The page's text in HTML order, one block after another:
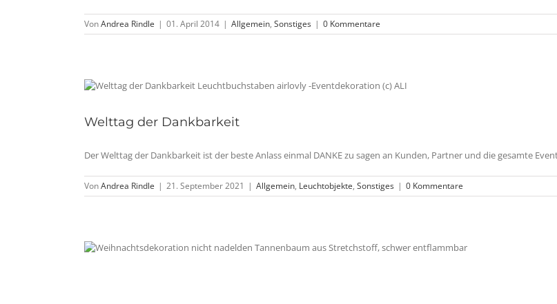
VonAndrea Rindle | 01. April 2014 | Allgemein, Sonstiges | 0 Kommentare
Welttag der Dankbarkeit
Der Welttag der Dankbarkeit ist der beste Anlass einmal DANKE zu sagen an Kunden, Partner und die gesamte
VonAndrea Rindle | 21. September 2021 | Allgemein, Leuchtobjekte, Sonstiges | 0 Kommentare